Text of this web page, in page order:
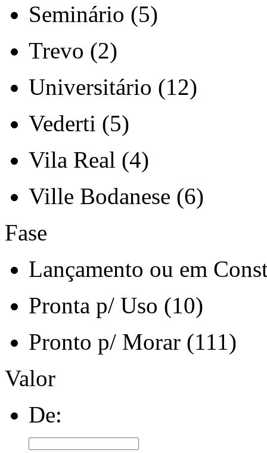
Seminário (5)
Trevo (2)
Universitário (12)
Vederti (5)
Vila Real (4)
Ville Bodanese (6)
Fase
Lançamento ou em
Pronta p/ Uso (10)
Pronto p/ Morar (111)
Valor
De: